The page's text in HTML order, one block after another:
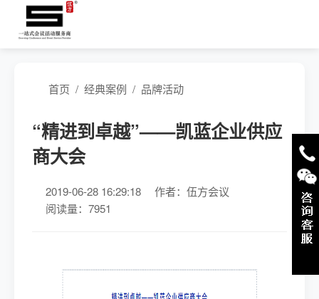
首页 / 经典案例 / 品牌活动
“精进到卓越”——凯蓝企业供应
商大会
2019-06-28 16:29:18
作者：伍方会议
阅读量：7951